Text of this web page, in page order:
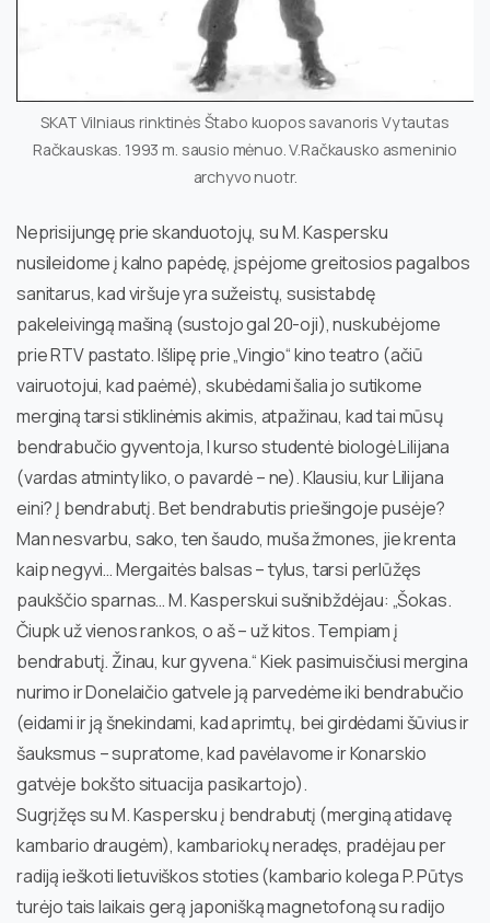
SKAT Vilniaus rinktinės Štabo kuopos savanoris Vytautas
Račkauskas. 1993 m. sausio mėnuo. V.Račkausko asmeninio
archyvo nuotr.
Neprisijungę prie skanduotojų, su M. Kaspersku
nusileidome į kalno papėdę, įspėjome greitosios pagalbos
sanitarus, kad viršuje yra sužeistų, susistabdę
pakeleivingą mašiną (sustojo gal 20-oji), nuskubėjome
prie RTV pastato. Išlipę prie „Vingio“ kino teatro (ačiū
vairuotojui, kad paėmė), skubėdami šalia jo sutikome
merginą tarsi stiklinėmis akimis, atpažinau, kad tai mūsų
bendrabučio gyventoja, I kurso studentė biologė Lilijana
(vardas atminty liko, o pavardė – ne). Klausiu, kur Lilijana
eini? Į bendrabutį. Bet bendrabutis priešingoje pusėje?
Man nesvarbu, sako, ten šaudo, muša žmones, jie krenta
kaip negyvi… Mergaitės balsas – tylus, tarsi perlūžęs
paukščio sparnas… M. Kasperskui sušnibždėjau: „Šokas.
Čiupk už vienos rankos, o aš – už kitos. Tempiam į
bendrabutį. Žinau, kur gyvena.“ Kiek pasimuisčiusi mergina
nurimo ir Donelaičio gatvele ją parvedėme iki bendrabučio
(eidami ir ją šnekindami, kad aprimtų, bei girdėdami šūvius ir
šauksmus – supratome, kad pavėlavome ir Konarskio
gatvėje bokšto situacija pasikartojo).
Sugrįžęs su M. Kaspersku į bendrabutį (merginą atidavę
kambario draugėm), kambariokų neradęs, pradėjau per
radiją ieškoti lietuviškos stoties (kambario kolega P. Pūtys
turėjo tais laikais gerą japonišką magnetofoną su radijo